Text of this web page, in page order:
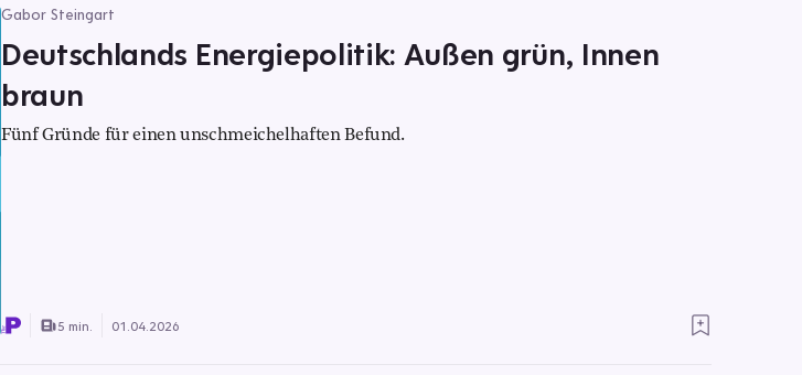
Gabor Steingart
Deutschlands Energiepolitik: Außen grün, Innen
braun
Fünf Gründe für einen unschmeichelhaften Befund.
5 min. 01.04.2026